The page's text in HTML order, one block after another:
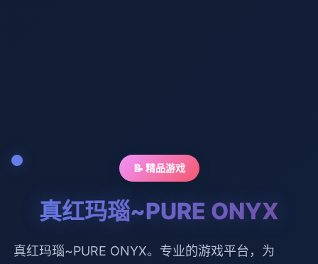
📝 精品游戏
真红玛瑙~PURE ONYX
真红玛瑙~PURE ONYX。专业的游戏平台，为